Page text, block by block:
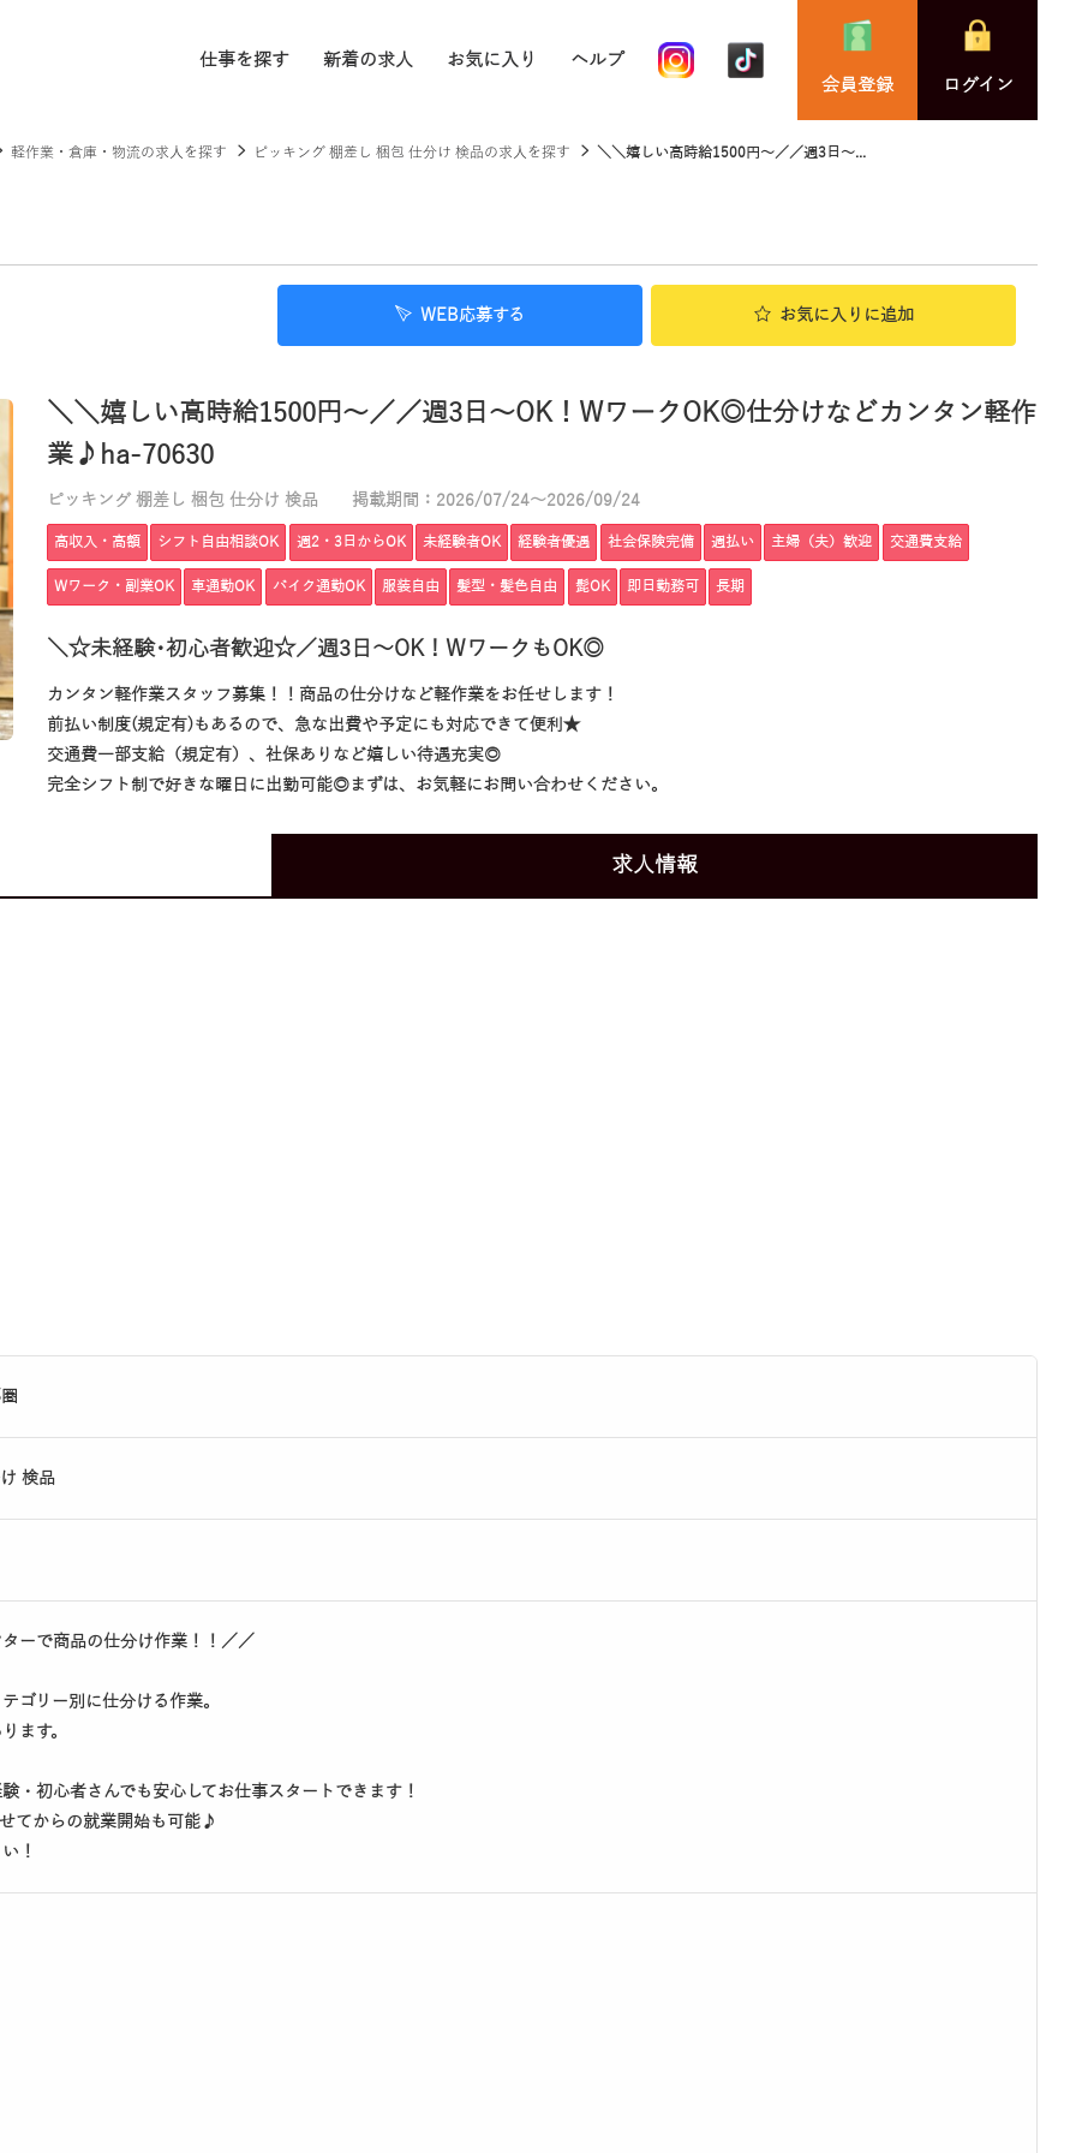
仕事を探す 新着の求人 お気に入り
ヘルプ
会員登録
ログイン
軽作業・倉庫・物流の求人を探す ピッキング 棚差し 梱包 仕分け 検品の求人を探す ＼＼嬉しい高時給1500円～／／週3日～...
WEB応募する お気に入り に追加
＼＼嬉しい高時給1500円～／／週3日～OK！WワークOK◎仕分けなどカンタン軽作
業♪ha-70630
ピッキング 棚差し 梱包 仕分け 検品 掲載期間：2026/07/24～2026/09/24
高収入・高額 シフト自由相談OK 週2・3日からOK 未経験者OK 経験者優遇 社会保険完備 週払い 主婦（夫）歓迎 交通費支給
Wワーク・副業OK 車通勤OK バイク通勤OK 服装自由 髪型・髪色自由 髭OK 即日勤務可 長期
＼☆未経験･初心者歓迎☆／週3日～OK！WワークもOK◎
カンタン軽作業スタッフ募集！！商品の仕分けなど軽作業をお任せします！
前払い制度(規定有)もあるので、急な出費や予定にも対応できて便利★
交通費一部支給（規定有）、社保ありなど嬉しい待遇充実◎
完全シフト制で好きな曜日に出勤可能◎まずは、お気軽にお問い合わせください。
求人情報
検品
ーで商品の仕分け作業！！／／
ゴリー別に仕分ける作業。
ます。
・初心者さんでも安心してお仕事スタートできます！
てからの就業開始も可能♪
！